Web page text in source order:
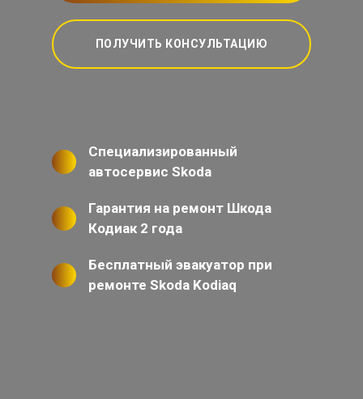
ПОЛУЧИТЬ КОНСУЛЬТАЦИЮ
Специализированный
автосервис Skoda
Гарантия на ремонт Шкода
Кодиак 2 года
Бесплатный эвакуатор при
ремонте Skoda Kodiaq